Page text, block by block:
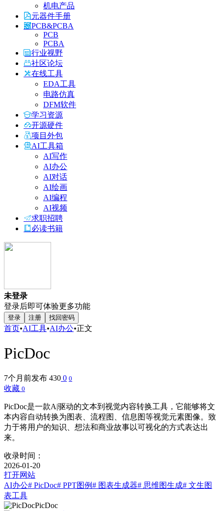
机电产品
元器件手册
PCB&PCBA
PCB
PCBA
行业视野
社区论坛
在线工具
EDA工具
电路仿真
DFM软件
学习资源
开源硬件
项目外包
AI工具箱
AI写作
AI办公
AI对话
AI绘画
AI编程
AI视频
求职招聘
必读书籍
未登录
登录后即可体验更多功能
登录 注册 找回密码
首页•AI工具•AI办公•正文
PicDoc
7个月前发布 430 0 0
收藏 0
PicDoc是一款A|驱动的文本到视觉内容转换工具，它能够将文
本内容自动转换为图表、流程图、信息图等视觉元素图像。致
力于将用户的知识、想法和商业故事以可视化的方式表达出
来。
收录时间：
2026-01-20
打开网站
AI办公# PicDoc# PPT图例# 图表生成器# 思维图生成# 文生图
表工具
PicDoc